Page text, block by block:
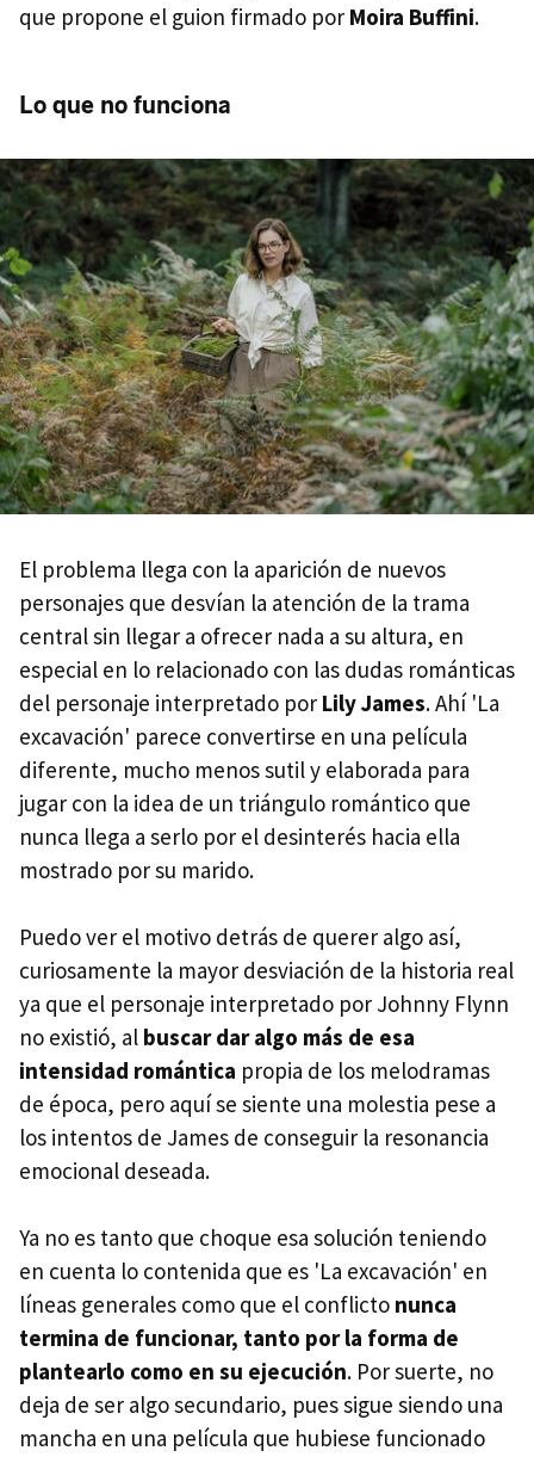
que propone el guion firmado por Moira Buffini.
Lo que no funciona
El problema llega con la aparición de nuevos
personajes que desvían la atención de la trama
central sin llegar a ofrecer nada a su altura, en
especial en lo relacionado con las dudas románticas
del personaje interpretado por Lily James. Ahí 'La
excavación' parece convertirse en una película
diferente, mucho menos sutil y elaborada para
jugar con la idea de un triángulo romántico que
nunca llega a serlo por el desinterés hacia ella
mostrado por su marido.
Puedo ver el motivo detrás de querer algo así,
curiosamente la mayor desviación de la historia real
ya que el personaje interpretado por Johnny Flynn
no existió, al buscar dar algo más de esa
intensidad romántica propia de los melodramas
de época, pero aquí se siente una molestia pese a
los intentos de James de conseguir la resonancia
emocional deseada.
Ya no es tanto que choque esa solución teniendo
en cuenta lo contenida que es 'La excavación' en
líneas generales como que el conflicto nunca
termina de funcionar, tanto por la forma de
plantearlo como en su ejecución. Por suerte, no
deja de ser algo secundario, pues sigue siendo una
mancha en una película que hubiese funcionado